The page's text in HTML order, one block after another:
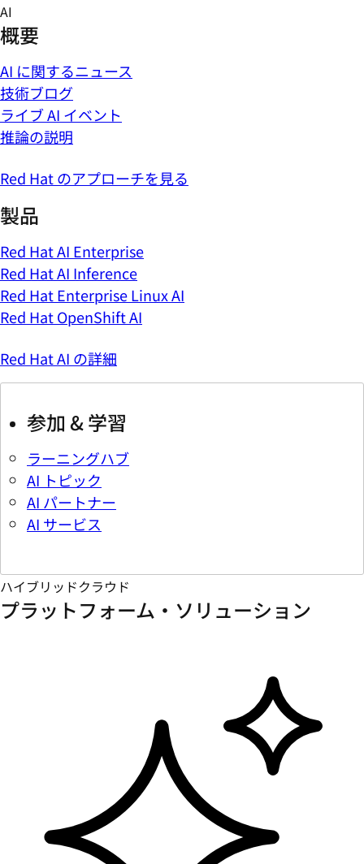
Skip
to
content
AI
概要
AI に関するニュース
技術ブログ
ライブ AI イベント
推論の説明
Red Hat のアプローチを見る
製品
Red Hat AI Enterprise
Red Hat AI Inference
Red Hat Enterprise Linux AI
Red Hat OpenShift AI
Red Hat AI の詳細
参加 & 学習
ラーニングハブ
AI トピック
AI パートナー
AI サービス
ハイブリッドクラウド
プラットフォーム・ソリューション